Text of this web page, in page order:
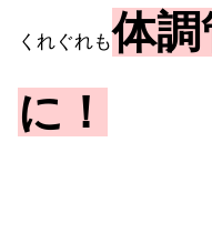
くれぐれも体
に！